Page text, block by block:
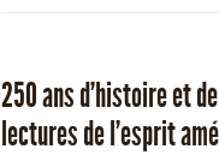
250 ans d'histoire et
lectures de l'esprit